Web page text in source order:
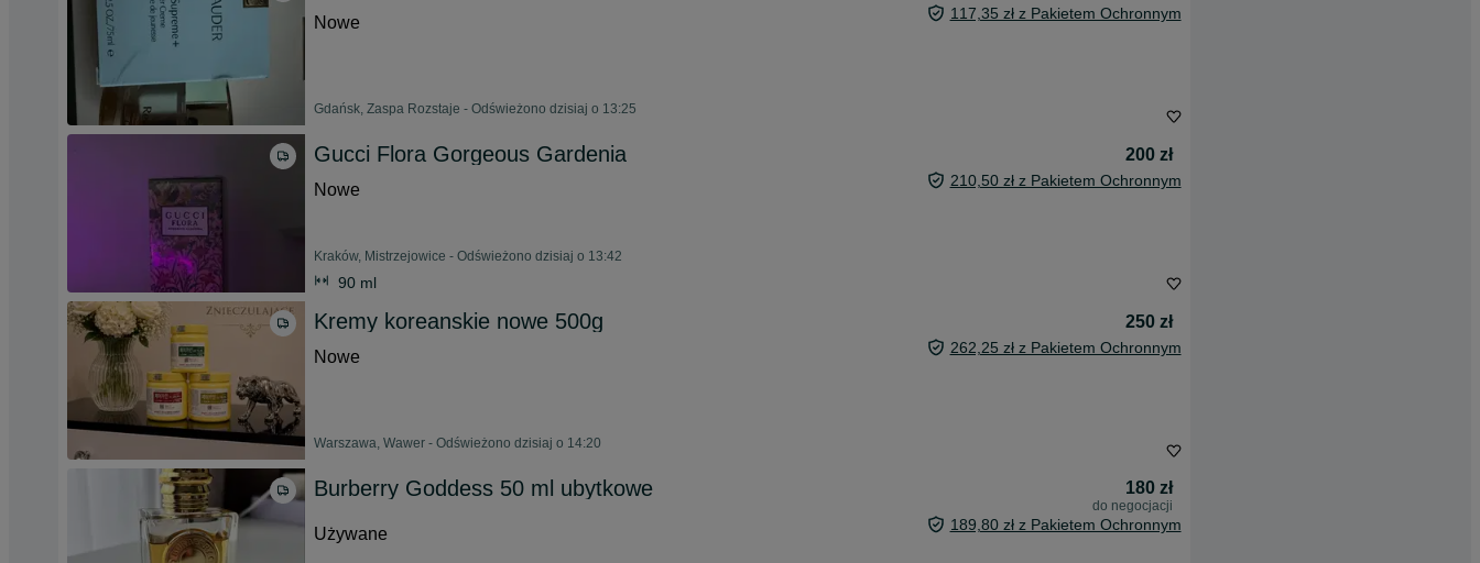
Nowe
117,35 zł z Pakietem Ochronnym
Gdańsk, Zaspa Rozstaje - Odświeżono dzisiaj o 13:25
Gucci Flora Gorgeous Gardenia
200 zł
Nowe
210,50 zł z Pakietem Ochronnym
Kraków, Mistrzejowice - Odświeżono dzisiaj o 13:42
90 ml
Kremy koreanskie nowe 500g
250 zł
Nowe
262,25 zł z Pakietem Ochronnym
Warszawa, Wawer - Odświeżono dzisiaj o 14:20
Burberry Goddess 50 ml ubytkowe 180 zł
do negocjacji
Używane 189,80 zł z Pakietem Ochronnym